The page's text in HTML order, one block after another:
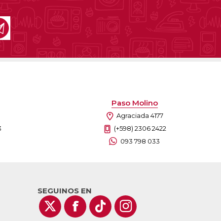
Paso Molino
Agraciada 4177
(+598) 2306 2422
093 798 033
SEGUINOS EN